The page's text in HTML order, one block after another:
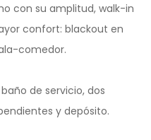
con su amplitud, walk-in
confort: blackout en
comedor.
de servicio, dos
y depósito.